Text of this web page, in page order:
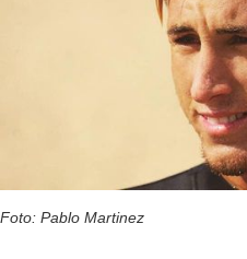
Foto: Pablo Martinez